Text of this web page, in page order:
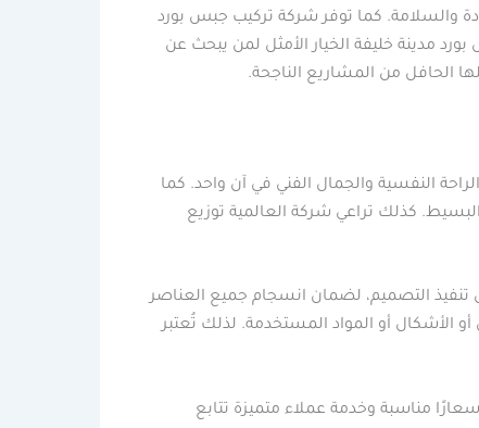
والسلامة. كما توفر شركة تركيب جبس بورد
مدينة خليفة الخيار الأمثل لمن يبحث عن
الحافل من المشاريع الناجحة.
النفسية والجمال الفني في آن واحد. كما
كذلك تراعي شركة العالمية توزيع
تنفيذ التصميم، لضمان انسجام جميع العناصر
أو المواد المستخدمة. لذلك تُعتبر
مناسبة وخدمة عملاء متميزة تتابع